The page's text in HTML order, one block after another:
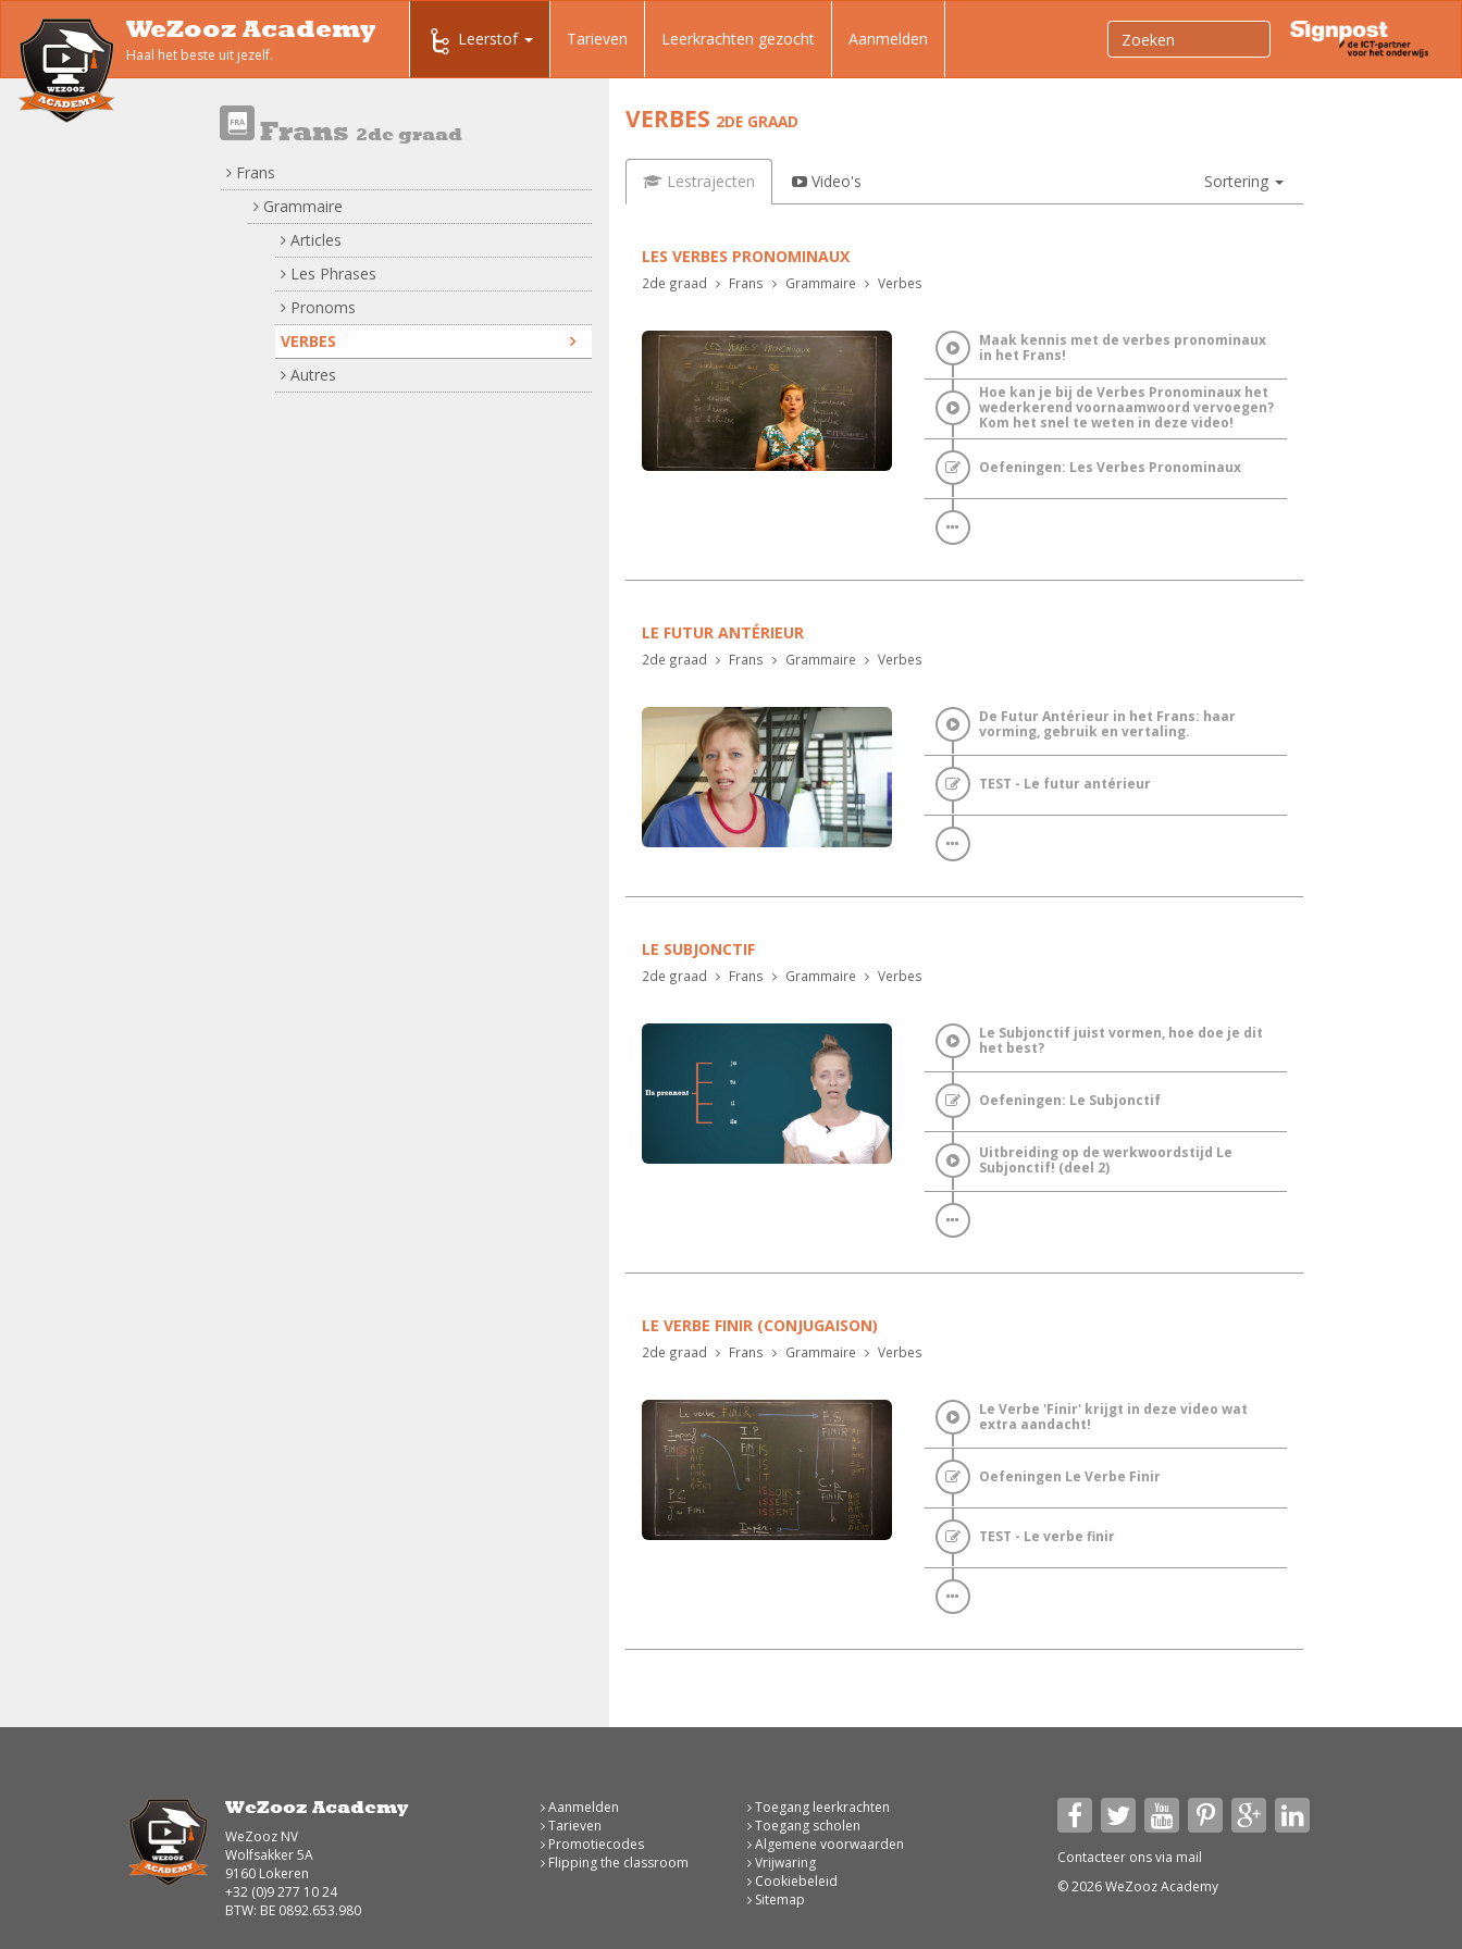
WeZooz Academy
Haal het beste uit jezelf.
Leerstof Tarieven Leerkrachten gezocht Aanmelden
Frans 2de graad
Frans
Grammaire
Articles
Les Phrases
Pronoms
VERBES
Autres
VERBES 2DE GRAAD
Lestrajecten Video's Sortering
LES VERBES PRONOMINAUX
2de graad Frans Grammaire Verbes
Maak kennis met de verbes pronominaux
in het Frans!
Hoe kan je bij de Verbes Pronominaux het
wederkerend voornaamwoord vervoegen?
Kom het snel te weten in deze video!
Oefeningen: Les Verbes Pronominaux
LE FUTUR ANTÉRIEUR
2de graad Frans Grammaire Verbes
De Futur Antérieur in het Frans: haar
vorming, gebruik en vertaling.
TEST - Le futur antérieur
LE SUBJONCTIF
2de graad Frans Grammaire Verbes
Le Subjonctif juist vormen, hoe doe je dit
het best?
Oefeningen: Le Subjonctif
Uitbreiding op de werkwoordstijd Le
Subjonctif! (deel 2)
LE VERBE FINIR (CONJUGAISON)
2de graad Frans Grammaire Verbes
Le Verbe 'Finir' krijgt in deze video wat
extra aandacht!
Oefeningen Le Verbe Finir
TEST - Le verbe finir
WeZooz Academy
WeZooz NV
Wolfsakker 5A
9160 Lokeren
+32 (0)9 277 10 24
BTW: BE 0892.653.980
Aanmelden
Tarieven
Promotiecodes
Flipping the classroom
Toegang leerkrachten
Toegang scholen
Algemene voorwaarden
Vrijwaring
Cookiebeleid
Sitemap
Contacteer ons via mail
© 2026 WeZooz Academy